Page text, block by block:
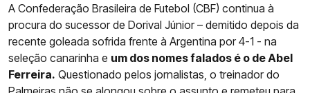
A Confederação Brasileira de Futebol (CBF) continua à
procura do sucessor de Dorival Júnior – demitido depois da
recente goleada sofrida frente à Argentina por 4-1 - na
seleção canarinha e um dos nomes falados é o de Abel
Ferreira. Questionado pelos jornalistas, o treinador do